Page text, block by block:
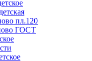
пл.120
ГОСТ